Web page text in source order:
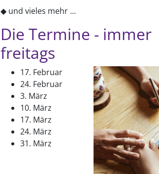
◆ und vieles mehr …
Die Termine - immer
freitags
17. Februar
24. Februar
3. März
10. März
17. März
24. März
31. März